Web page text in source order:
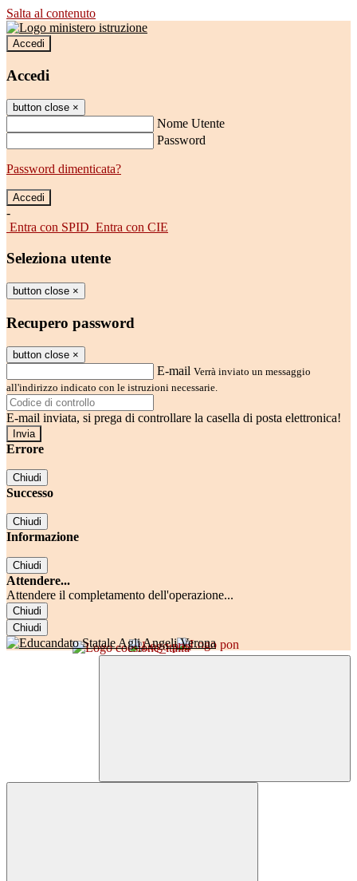
Salta al contenuto
Accedi
Accedi
button close ×
Nome Utente
Password
Password dimenticata?
-
Entra con SPID Entra con CIE
Seleziona utente
button close ×
Recupero password
button close ×
E-mail Verrà inviato un messaggio
all'indirizzo indicato con le istruzioni necessarie.
E-mail inviata, si prega di controllare la casella di posta elettronica!
Errore
Chiudi
Successo
Chiudi
Informazione
Chiudi
Attendere...
Attendere il completamento dell'operazione...
Chiudi
Chiudi